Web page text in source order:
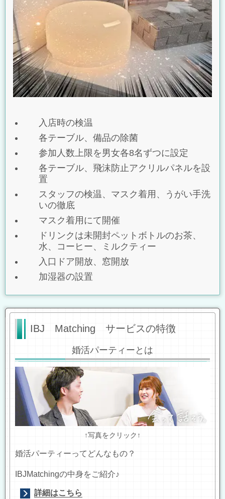
入店時の検温
各テーブル、備品の除菌
参加人数上限を男女各8名ずつに設定
各テーブル、飛沫防止アクリルパネルを設
置
スタッフの検温、マスク着用、うがい手洗
いの徹底
マスク着用にて開催
ドリンクは未開封ペットボトルのお茶、
水、コーヒー、ミルクティー
入口ドア開放、窓開放
加湿器の設置
IBJ Matching サービスの特徴
婚活パーティーとは
↑写真をクリック↑
婚活パーティーってどんなもの？
IBJMatchingの中身をご紹介♪
詳細はこちら